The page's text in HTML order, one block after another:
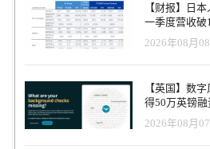
表示，他们的收入与传统雇主一样多或更多。 这种乐观情
个可能因素是自由职业者设定自己费率
示他们在过去一年中提高了费率。他们
是自由职业者比非自由职业者对他们所
可能性超过百分之三十（36%）的原因。 ‍‍ 对自由职业者的积极
法、更多机会和对费率的控制相结合，
【财报】日
一季度营收破
收入逆势增
至47.4%
2026年08月
【英国】数
得50万英镑
2026年08月